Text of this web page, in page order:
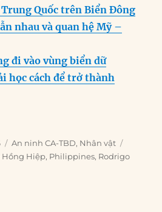
Quốc trên Biển Đông
nhau và quan hệ Mỹ –
đi vào vùng biển dữ
học cách để trở thành
Categories
An ninh CA-TBD, Nhân vật
Hồng Hiệp, Philippines, Rodrigo